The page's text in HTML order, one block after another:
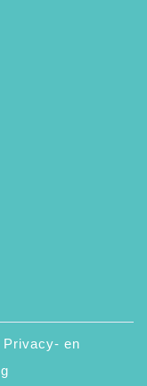
Privacy- en